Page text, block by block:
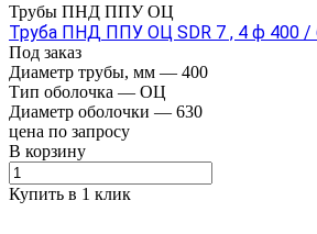
Трубы ПНД ППУ ОЦ
Труба ПНД ППУ ОЦ SDR 7 , 4 ф 400 /
Под заказ
Диаметр трубы, мм — 400
Тип оболочка — ОЦ
Диаметр оболочки — 630
цена по запросу
В корзину
Купить в 1 клик